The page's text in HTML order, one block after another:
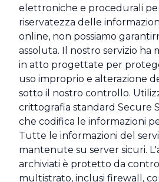
elettroniche e procedurali
riservatezza delle
online, non possiamo
assoluta. Il nostro servizio ha
in atto progettate per
uso improprio e alterazione
sotto il nostro controllo.
crittografia standard Secure
che codifica le informazioni
Tutte le informazioni del
mantenute su server sicuri.
archiviati è protetto da
multistrato, inclusi firewall,